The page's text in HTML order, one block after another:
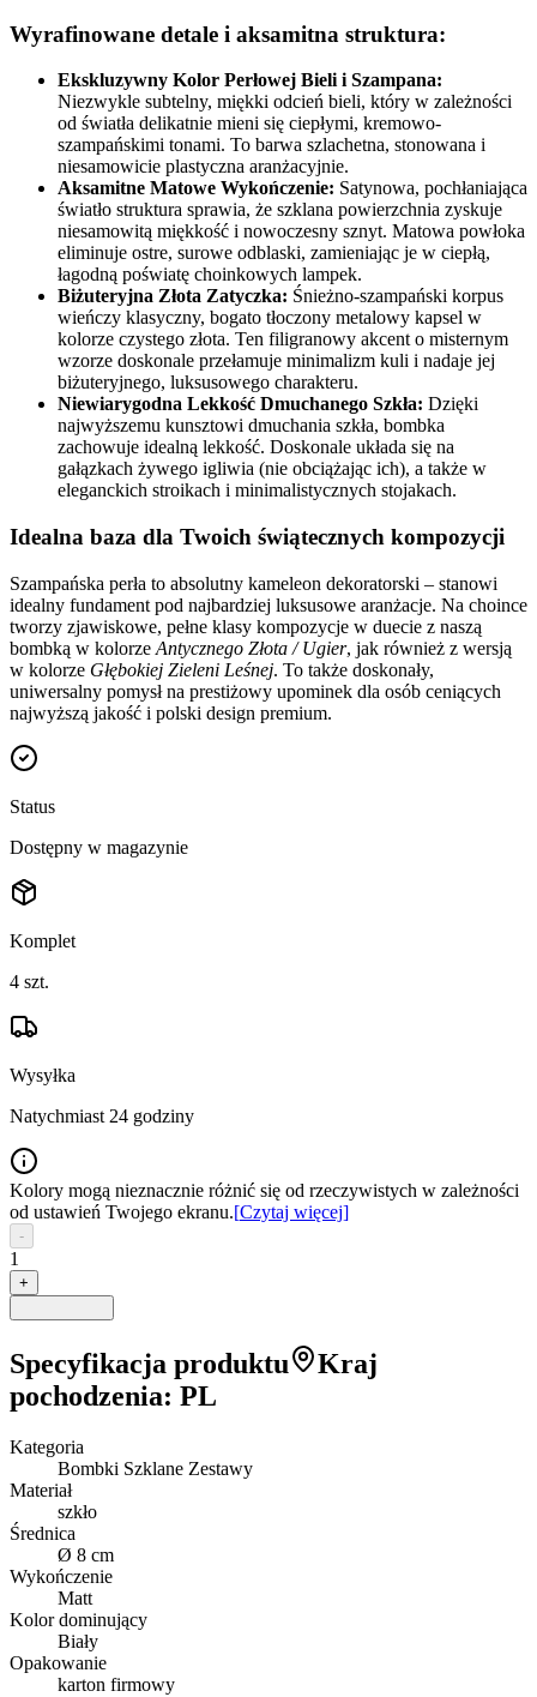
Wyrafinowane detale i aksamitna struktura:
Ekskluzywny Kolor Perłowej Bieli i Szampana:
Niezwykle subtelny, miękki odcień bieli, który w zależności
od światła delikatnie mieni się ciepłymi, kremowo-
szampańskimi tonami. To barwa szlachetna, stonowana i
niesamowicie plastyczna aranżacyjnie.
Aksamitne Matowe Wykończenie: Satynowa, pochłaniająca
światło struktura sprawia, że szklana powierzchnia zyskuje
niesamowitą miękkość i nowoczesny sznyt. Matowa powłoka
eliminuje ostre, surowe odblaski, zamieniając je w ciepłą,
łagodną poświatę choinkowych lampek.
Biżuteryjna Złota Zatyczka: Śnieżno-szampański korpus
wieńczy klasyczny, bogato tłoczony metalowy kapsel w
kolorze czystego złota. Ten filigranowy akcent o misternym
wzorze doskonale przełamuje minimalizm kuli i nadaje jej
biżuteryjnego, luksusowego charakteru.
Niewiarygodna Lekkość Dmuchanego Szkła: Dzięki
najwyższemu kunsztowi dmuchania szkła, bombka
zachowuje idealną lekkość. Doskonale układa się na
gałązkach żywego igliwia (nie obciążając ich), a także w
eleganckich stroikach i minimalistycznych stojakach.
Idealna baza dla Twoich świątecznych kompozycji
Szampańska perła to absolutny kameleon dekoratorski – stanowi
idealny fundament pod najbardziej luksusowe aranżacje. Na choince
tworzy zjawiskowe, pełne klasy kompozycje w duecie z naszą
bombką w kolorze Antycznego Złota / Ugier, jak również z wersją
w kolorze Głębokiej Zieleni Leśnej. To także doskonały,
uniwersalny pomysł na prestiżowy upominek dla osób ceniących
najwyższą jakość i polski design premium.
Status
Dostępny w magazynie
Komplet
4 szt.
Wysyłka
Natychmiast 24 godziny
Kolory mogą nieznacznie różnić się od rzeczywistych w zależności
od ustawień Twojego ekranu.[Czytaj więcej]
-
1
+
Specyfikacja produktu
Kraj
pochodzenia: PL
Kategoria
Bombki Szklane Zestawy
Materiał
szkło
Średnica
Ø 8 cm
Wykończenie
Matt
Kolor dominujący
Biały
Opakowanie
karton firmowy